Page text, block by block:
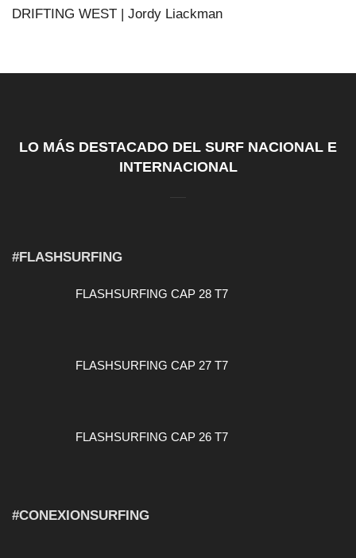
DRIFTING WEST | Jordy Liackman
LO MÁS DESTACADO DEL SURF NACIONAL E
INTERNACIONAL
#FLASHSURFING
FLASHSURFING CAP 28 T7
FLASHSURFING CAP 27 T7
FLASHSURFING CAP 26 T7
#CONEXIONSURFING